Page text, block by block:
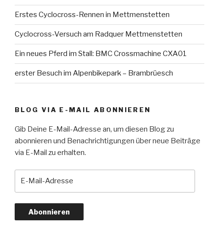
Erstes Cyclocross-Rennen in Mettmenstetten
Cyclocross-Versuch am Radquer Mettmenstetten
Ein neues Pferd im Stall: BMC Crossmachine CXA01
erster Besuch im Alpenbikepark – Brambrüesch
BLOG VIA E-MAIL ABONNIEREN
Gib Deine E-Mail-Adresse an, um diesen Blog zu
abonnieren und Benachrichtigungen über neue Beiträge
via E-Mail zu erhalten.
Abonnieren